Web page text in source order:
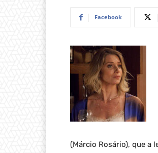
Facebook
(Márcio Rosário), que a